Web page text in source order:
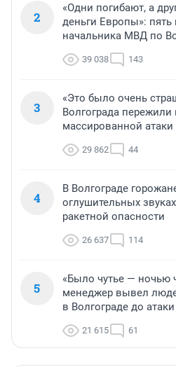
2
«Одни погибают, а
деньги Европы»: пять
начальника МВД по
39 038 143
3
«Это было очень
Волгограда
массированной
29 862 44
4
В Волгограде
оглушительных
ракетной опасности
26 637 114
5
«Было чутье — ночью
менеджер вывел
в Волгограде до
21 615 61